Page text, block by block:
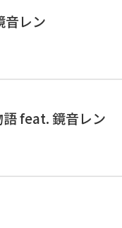
音レン
feat. 鏡音レン